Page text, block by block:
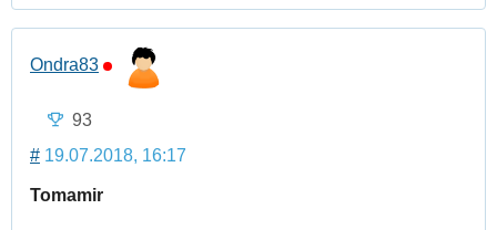
Ondra83
93
# 19.07.2018, 16:17
Tomamir